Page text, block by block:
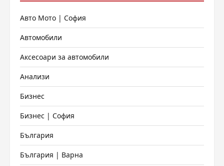
Авто Мото | София
Автомобили
Аксесоари за автомобили
Анализи
Бизнес
Бизнес | София
България
България | Варна